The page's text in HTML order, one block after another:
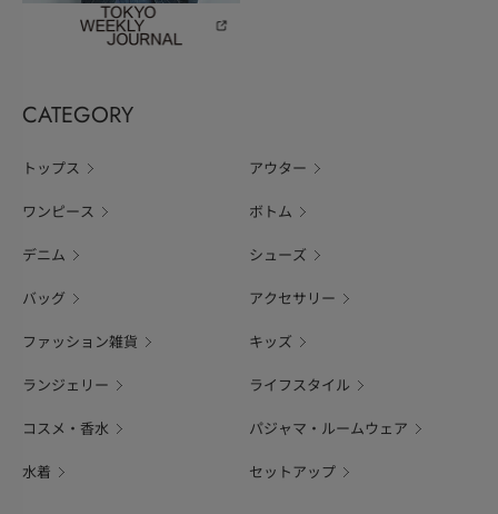
CATEGORY
トップス アウター
ワンピース ボトム
デニム シューズ
バッグ アクセサリー
ファッション雑貨 キッズ
ランジェリー ライフスタイル
コスメ・香水 パジャマ・ルームウェア
水着 セットアップ